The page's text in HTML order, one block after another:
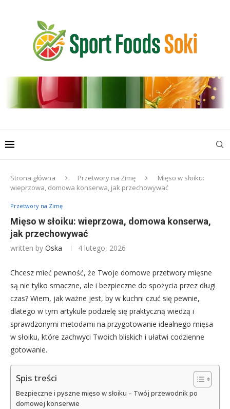
Strona główna Przetwory na Zimę
Mięso w słoiku:
wieprzowa, domowa konserwa, jak przechowywać
Przetwory na Zimę
Mięso w słoiku: wieprzowa, domowa konserwa,
jak przechowywać
written by Oska 4 lutego, 2026
Chcesz mieć pewność, że Twoje domowe przetwory mięsne
są nie tylko smaczne, ale i bezpieczne do spożycia przez długi
czas? Wiem, jak ważne jest, by w kuchni czuć się pewnie,
dlatego w tym artykule podzielę się praktyczną wiedzą i
sprawdzonymi metodami na przygotowanie idealnego mięsa
w słoiku, które zachwyci Twoich bliskich i ułatwi codzienne
gotowanie.
Spis treści
Bezpieczne i pyszne mięso w słoiku – Twój przewodnik po
domowej konserwie